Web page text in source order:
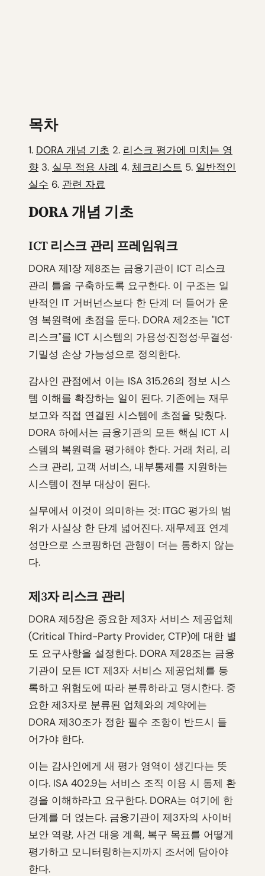
목차
1. DORA 개념 기초 2. 리스크 평가에 미치는 영
향 3. 실무 적용 사례 4. 체크리스트 5. 일반적인
실수 6. 관련 자료
DORA 개념 기초
ICT 리스크 관리 프레임워크
DORA 제1장 제8조는 금융기관이 ICT 리스크
관리 틀을 구축하도록 요구한다. 이 구조는 일
반적인 IT 거버넌스보다 한 단계 더 들어가 운
영 복원력에 초점을 둔다. DORA 제2조는 "ICT
리스크"를 ICT 시스템의 가용성·진정성·무결성·
기밀성 손상 가능성으로 정의한다.
감사인 관점에서 이는 ISA 315.26의 정보 시스
템 이해를 확장하는 일이 된다. 기존에는 재무
보고와 직접 연결된 시스템에 초점을 맞췄다.
DORA 하에서는 금융기관의 모든 핵심 ICT 시
스템의 복원력을 평가해야 한다. 거래 처리, 리
스크 관리, 고객 서비스, 내부통제를 지원하는
시스템이 전부 대상이 된다.
실무에서 이것이 의미하는 것: ITGC 평가의 범
위가 사실상 한 단계 넓어진다. 재무제표 연계
성만으로 스코핑하던 관행이 더는 통하지 않는
다.
제3자 리스크 관리
DORA 제5장은 중요한 제3자 서비스 제공업체
(Critical Third-Party Provider, CTP)에 대한 별
도 요구사항을 설정한다. DORA 제28조는 금융
기관이 모든 ICT 제3자 서비스 제공업체를 등
록하고 위험도에 따라 분류하라고 명시한다. 중
요한 제3자로 분류된 업체와의 계약에는
DORA 제30조가 정한 필수 조항이 반드시 들
어가야 한다.
이는 감사인에게 새 평가 영역이 생긴다는 뜻
이다. ISA 402.9는 서비스 조직 이용 시 통제 환
경을 이해하라고 요구한다. DORA는 여기에 한
단계를 더 얹는다. 금융기관이 제3자의 사이버
보안 역량, 사건 대응 계획, 복구 목표를 어떻게
평가하고 모니터링하는지까지 조서에 담아야
한다.